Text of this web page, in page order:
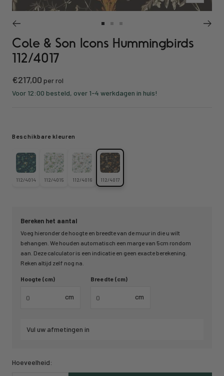
naarnaarnaar
Cole & Son Icons Hummingbirds
112/4017
Kortings
prijs
€217,00 per rol
Voor 12:00 besteld, over 1-4 werkdagen in huis!
Bereken het aantal
Voeg hieronder de hoogte en breedte van de muur in die u wilt
behangen. We houden automatisch een marge van 5cm rondom
aan. Deze calculator is een indicatie en geen exacte berekening.
Reken altijd zelf nog na.
Hoogte (cm)
cm
Breedte (cm)
cm
Vul uw afmetingen in
Beschikbare kleuren
112/4014 112/4015 112/4016 112/4017
Hoeveelheid: